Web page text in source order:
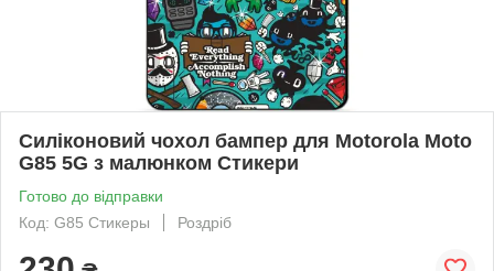
Силіконовий чохол бампер для Motorola Moto
G85 5G з малюнком Стикери
Готово до відправки
Код: G85 Стикеры
Роздріб